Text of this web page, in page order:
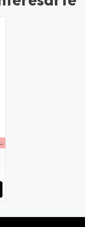
fusión perfecta de funcionalidad y diseño audaz.